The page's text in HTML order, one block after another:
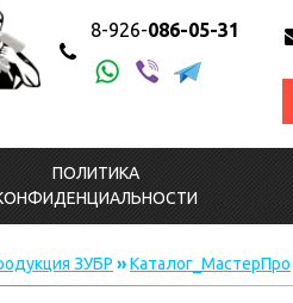
8-926-086-05-31
ПОЛИТИКА
ЗУБР »Каталог_МастерПро